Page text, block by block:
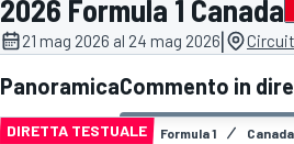
MOTOGP WEC
2026 Formula 1 Canada
21 mag 2026 al 24 mag 2026|
PanoramicaCommento in
DIRETTA TESTUALE Formula 1 Canada